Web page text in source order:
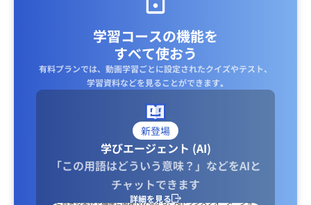
学習コースの機能を
すべて使おう
有料プランでは、動画学習ごとに設定されたクイズやテスト、
学習資料などを見ることができます｡
新登場
学びエージェント (AI)
「この用語はどういう意味？」などをAIと
チャットできます
詳細を見る